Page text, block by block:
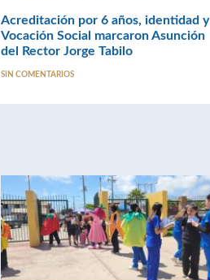
Acreditación por 6 años, identidad y
Vocación Social marcaron Asunción
del Rector Jorge Tabilo
SIN COMENTARIOS